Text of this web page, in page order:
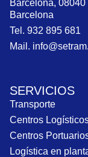
Barcelona, 08040
Barcelona
Tel. 932 895 681
Mail.
SERVICIOS
Transporte
Centros
Centros
Logística en